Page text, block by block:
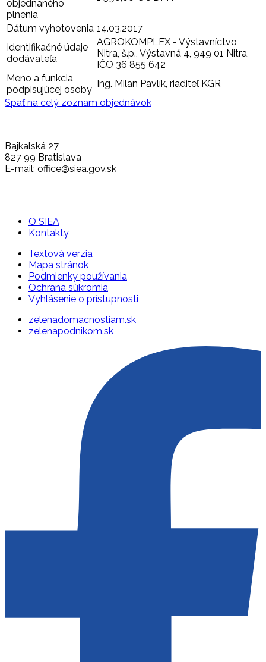
objednaného
plnenia
Dátum vyhotovenia 14.03.2017
Identifikačné údaje
dodávateľa
AGROKOMPLEX - Výstavníctvo
Nitra, š.p., Výstavná 4, 949 01 Nitra,
IČO 36 855 642
Meno a funkcia
podpisujúcej osoby
Ing. Milan Pavlík, riaditeľ KGR
Späť na celý zoznam objednávok
Bajkalská 27
827 99 Bratislava
E-mail: office@siea.gov.sk
O SIEA
Kontakty
Textová verzia
Mapa stránok
Podmienky používania
Ochrana súkromia
Vyhlásenie o prístupnosti
zelenadomacnostiam.sk
zelenapodnikom.sk